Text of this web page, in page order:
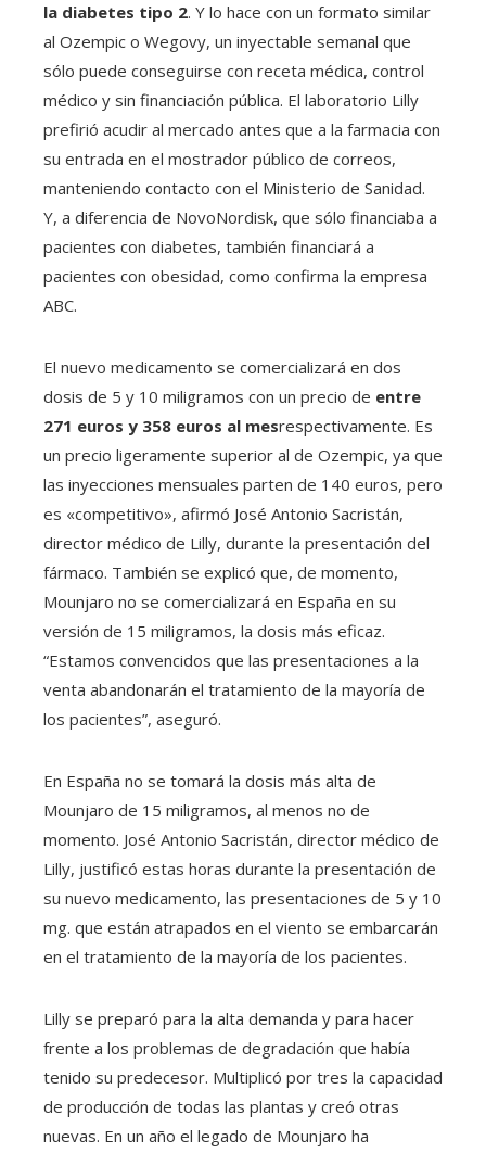
la diabetes tipo 2. Y lo hace con un formato similar
al Ozempic o Wegovy, un inyectable semanal que
sólo puede conseguirse con receta médica, control
médico y sin financiación pública. El laboratorio Lilly
prefirió acudir al mercado antes que a la farmacia con
su entrada en el mostrador público de correos,
manteniendo contacto con el Ministerio de Sanidad.
Y, a diferencia de NovoNordisk, que sólo financiaba a
pacientes con diabetes, también financiará a
pacientes con obesidad, como confirma la empresa
ABC.
El nuevo medicamento se comercializará en dos
dosis de 5 y 10 miligramos con un precio de entre
271 euros y 358 euros al mesrespectivamente. Es
un precio ligeramente superior al de Ozempic, ya que
las inyecciones mensuales parten de 140 euros, pero
es «competitivo», afirmó José Antonio Sacristán,
director médico de Lilly, durante la presentación del
fármaco. También se explicó que, de momento,
Mounjaro no se comercializará en España en su
versión de 15 miligramos, la dosis más eficaz.
“Estamos convencidos que las presentaciones a la
venta abandonarán el tratamiento de la mayoría de
los pacientes”, aseguró.
En España no se tomará la dosis más alta de
Mounjaro de 15 miligramos, al menos no de
momento. José Antonio Sacristán, director médico de
Lilly, justificó estas horas durante la presentación de
su nuevo medicamento, las presentaciones de 5 y 10
mg. que están atrapados en el viento se embarcarán
en el tratamiento de la mayoría de los pacientes.
Lilly se preparó para la alta demanda y para hacer
frente a los problemas de degradación que había
tenido su predecesor. Multiplicó por tres la capacidad
de producción de todas las plantas y creó otras
nuevas. En un año el legado de Mounjaro ha